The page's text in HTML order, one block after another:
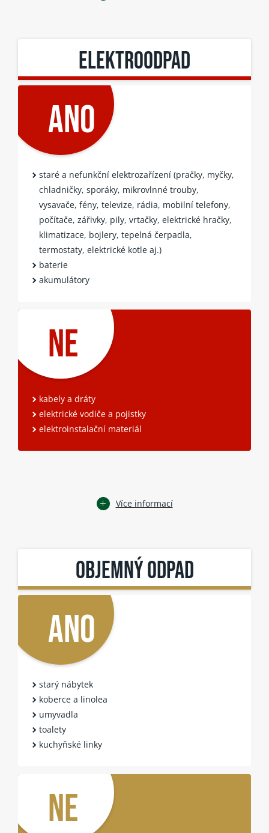
ELEKTROODPAD
ANO
staré a nefunkční elektrozařízení (pračky, myčky,
chladničky, sporáky, mikrovlnné trouby,
vysavače, fény, televize, rádia, mobilní telefony,
počítače, zářivky, pily, vrtačky, elektrické hračky,
klimatizace, bojlery, tepelná čerpadla,
termostaty, elektrické kotle aj.)
baterie
akumulátory
NE
kabely a dráty
elektrické vodiče a pojistky
elektroinstalační materiál
Více informací
OBJEMNÝ ODPAD
ANO
starý nábytek
koberce a linolea
umyvadla
toalety
kuchyňské linky
NE